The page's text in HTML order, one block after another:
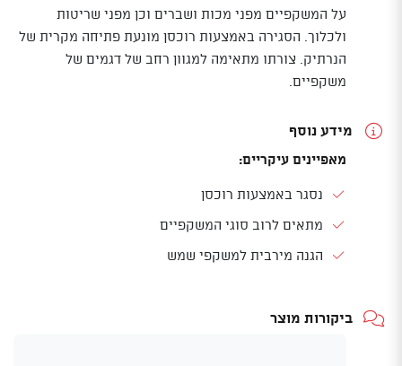
על המשקפיים מפני מכות ושברים וכן מפני שריטות
ולכלוך. הסגירה באמצעות רוכסן מונעת פתיחה מקרית של
הנרתיק. צורתו מתאימה למגוון רחב של דגמים של
משקפיים.
מידע נוסף
מאפיינים עיקריים:
נסגר באמצעות רוכסן
מתאים לרוב סוגי המשקפיים
הגנה מירבית למשקפי שמש
ביקורות מוצר